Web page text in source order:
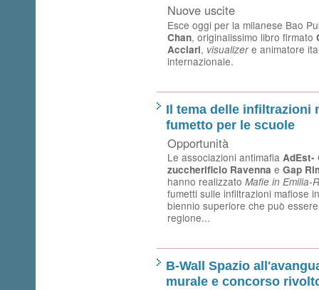
Nuove uscite
Esce oggi per la milanese Bao
Chan, originalissimo libro firmato
Acciari, visualizere animatore
internazionale.
Il tema delle infiltrazioni
fumetto per le scuole
Opportunità
Le associazioni antimafia AdEst-
zuccherificio Ravenna e Gap
hanno realizzato Mafie in Emilia-
fumetti sulle infiltrazioni mafiose
biennio superiore che può
regione...
B-Wall Spazio
murale e concorso